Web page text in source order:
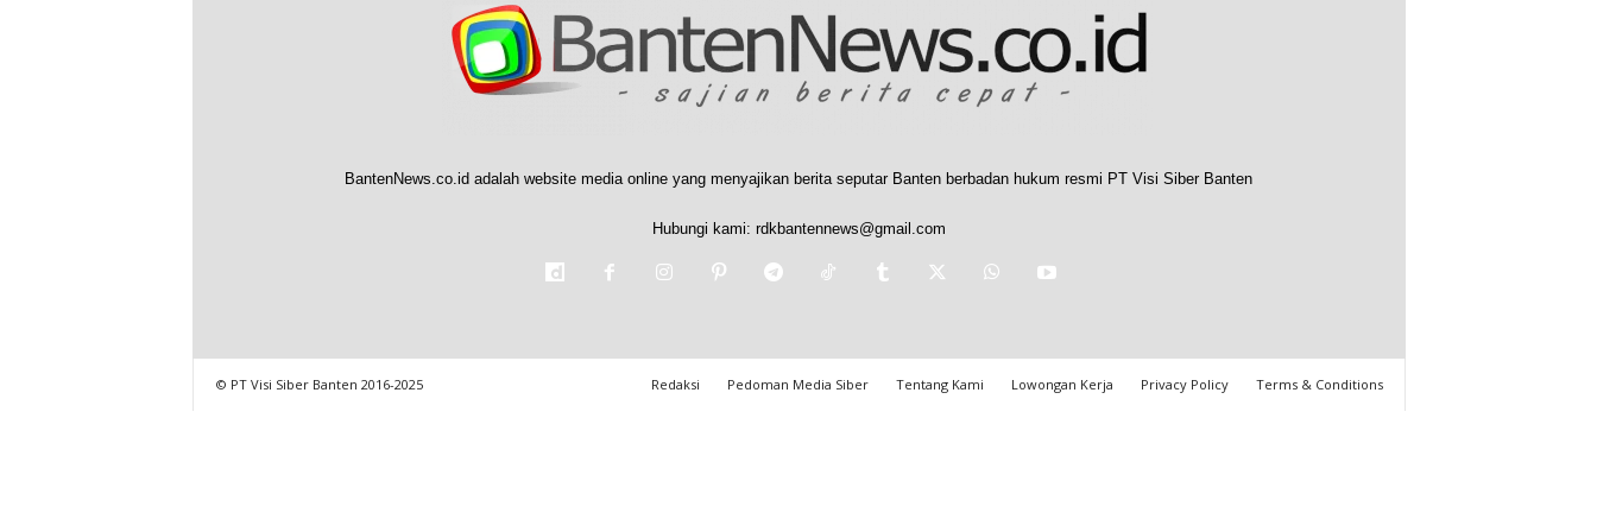
BantenNews.co.id adalah website media online yang menyajikan berita seputar Banten berbadan hukum resmi PT Visi Siber Banten
Hubungi kami: rdkbantennews@gmail.com
Redaksi Pedoman Media Siber Tentang Kami Lowongan Kerja Privacy Policy Terms & Conditions
© PT Visi Siber Banten 2016-2025